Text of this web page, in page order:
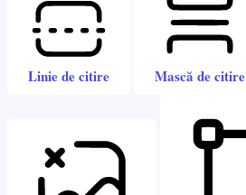
Linie de citire Mască de citire